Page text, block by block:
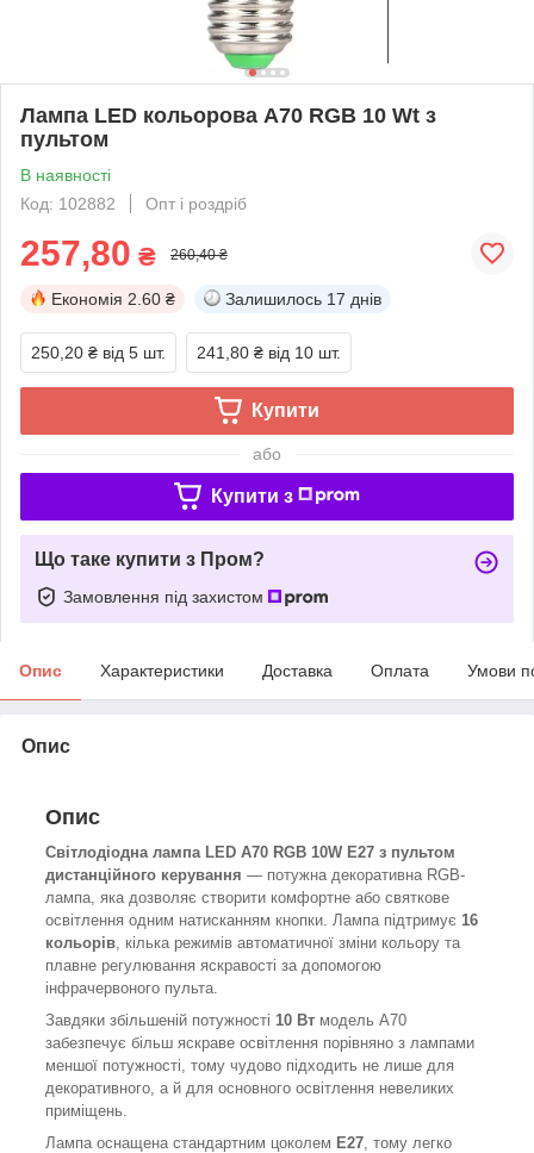
Лампа LED кольорова A70 RGB 10 Wt з
пультом
В наявності
Код: 102882
Опт і роздріб
257,80 ₴ 260,40 ₴
Економія 2.60 ₴ Залишилось 17 днів
250,20 ₴ від 5 шт. 241,80 ₴ від 10 шт.
Купити
або
Купити з
Що таке купити з Пром?
Замовлення під захистом
Опис Характеристики Доставка Оплата Умови
Опис
Опис
Світлодіодна лампа LED A70 RGB 10W E27 з пультом
дистанційного керування — потужна декоративна RGB-
лампа, яка дозволяє створити комфортне або святкове
освітлення одним натисканням кнопки. Лампа підтримує 16
кольорів , кілька режимів автоматичної зміни кольору та
плавне регулювання яскравості за допомогою
інфрачервоного пульта.
Завдяки збільшеній потужності 10 Вт модель A70
забезпечує більш яскраве освітлення порівняно з лампами
меншої потужності, тому чудово підходить не лише для
декоративного, а й для основного освітлення невеликих
приміщень.
Лампа оснащена стандартним цоколем E27 , тому легко